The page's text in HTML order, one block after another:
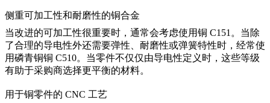
侧重可加工性和耐磨性的铜合金
当改进的可加工性很重要时，通常会考虑使用铜 C151。当除
了合理的导电性外还需要弹性、耐磨性或弹簧特性时，经常使
用磷青铜铜 C510。当零件不仅仅由导电性定义时，这些等级
有助于采购商选择更平衡的材料。
用于铜零件的 CNC 工艺